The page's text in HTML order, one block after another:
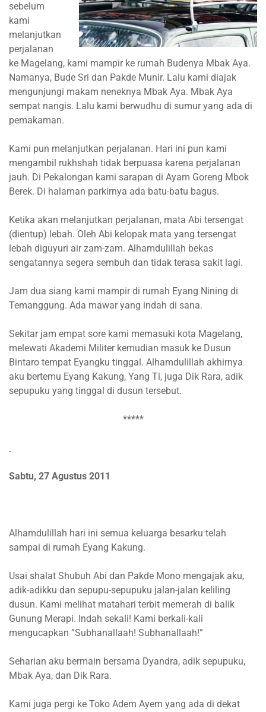
sebelum
kami
melanjutkan
perjalanan
ke Magelang, kami mampir ke rumah Budenya Mbak Aya.
Namanya, Bude Sri dan Pakde Munir. Lalu kami diajak
mengunjungi makam neneknya Mbak Aya. Mbak Aya
sempat nangis. Lalu kami berwudhu di sumur yang ada di
pemakaman.
Kami pun melanjutkan perjalanan. Hari ini pun kami
mengambil rukhshah tidak berpuasa karena perjalanan
jauh. Di Pekalongan kami sarapan di Ayam Goreng Mbok
Berek. Di halaman parkirnya ada batu-batu bagus.
Ketika akan melanjutkan perjalanan, mata Abi tersengat
(dientup) lebah. Oleh Abi kelopak mata yang tersengat
lebah diguyuri air zam-zam. Alhamdulillah bekas
sengatannya segera sembuh dan tidak terasa sakit lagi.
Jam dua siang kami mampir di rumah Eyang Nining di
Temanggung. Ada mawar yang indah di sana.
Sekitar jam empat sore kami memasuki kota Magelang,
melewati Akademi Militer kemudian masuk ke Dusun
Bintaro tempat Eyangku tinggal. Alhamdulillah akhirnya
aku bertemu Eyang Kakung, Yang Ti, juga Dik Rara, adik
sepupuku yang tinggal di dusun tersebut.
*****
Sabtu, 27 Agustus 2011
Alhamdulillah hari ini semua keluarga besarku telah
sampai di rumah Eyang Kakung.
Usai shalat Shubuh Abi dan Pakde Mono mengajak aku,
adik-adikku dan sepupu-sepupuku jalan-jalan keliling
dusun. Kami melihat matahari terbit memerah di balik
Gunung Merapi. Indah sekali! Kami berkali-kali
mengucapkan ”Subhanallaah! Subhanallaah!”
Seharian aku bermain bersama Dyandra, adik sepupuku,
Mbak Aya, dan Dik Rara.
Kami juga pergi ke Toko Adem Ayem yang ada di dekat